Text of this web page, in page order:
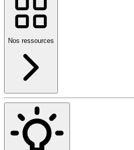
Nos ressources